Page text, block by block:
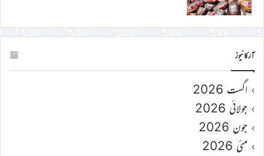
آرکائیوز
اگست 2026
جولائی 2026
جون 2026
مئی 2026